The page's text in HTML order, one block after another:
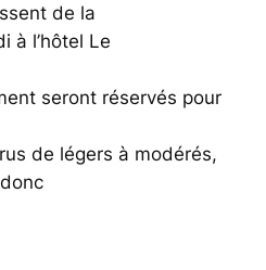
de la
à l’hôtel Le
seront réservés pour
de légers à modérés,